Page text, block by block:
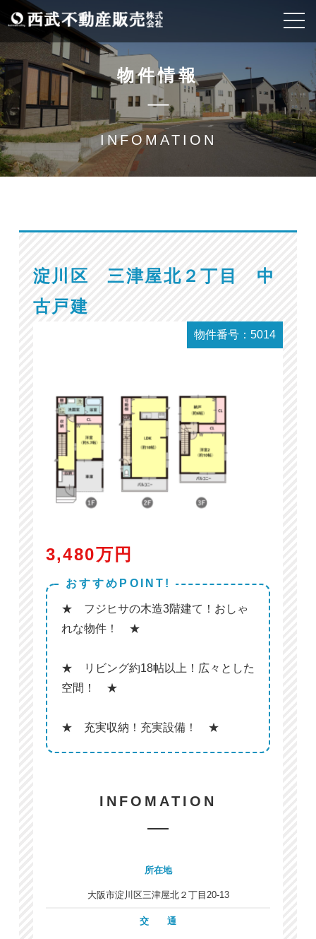
物件情報
INFOMATION
淀川区 三津屋北２丁目 中
古戸建
物件番号：5014
3,480万円
おすすめPOINT!
★ フジヒサの木造3階建て！おしゃ
れな物件！ ★
★ リビング約18帖以上！広々とした
空間！ ★
★ 充実収納！充実設備！ ★
INFOMATION
所在地
大阪市淀川区三津屋北２丁目20-13
交 通